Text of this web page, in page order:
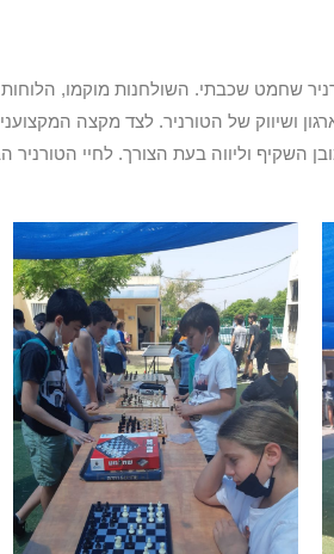
שחמט שכבתי. השולחנות מוקמו,
ושיווק של הטורניר. לצד מקצה
השקיף וליווה בעת הצורך. לחיי הטורניר